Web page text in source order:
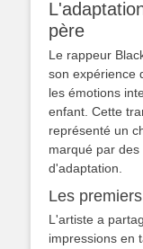
père
Le rappeur
son expérience
les émotions
enfant. Cette
représenté un
marqué par
d'adaptation.
Les
L'artiste a
impressions en